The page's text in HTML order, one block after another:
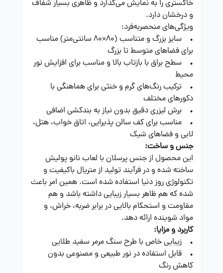
خاکستری را به نمایش می‌گذارد و ظاهری بسیار شفاف
و درخشان دارد.
ویژگی‌های منحصربه‌فرد:
• سایز بزرگ و متناسب (۸۰×۸۰ سانتی‌متر) مناسب
برای فضاهای متوسط تا بزرگ
• سطح براق با بازتاب بالا و مناسب برای افزایش نور
محیط
• ترکیب رنگ‌های گرم و خنثی برای هماهنگی با
دکورهای مختلف
• برش لیزری دقیق بدون نیاز به بندکشی اضافی
• مناسب برای کف سالن پذیرایی، اتاق خواب، هتل،
لابی و فضاهای شیک
جنس و ساخت:
این محصول از جنس پرسلان با لعاب نانو پولیش
ساخته شده و در فرآیند تولید از متریال باکیفیت و
تکنولوژی روز دنیا استفاده شده است. همین امر باعث
شده که هم ظاهر بسیار زیبایی داشته باشد و هم
مقاومت و استحکام بالایی در برابر ضربه، خراش، و
مواد شوینده ارائه دهد.
کاربرد و مزایا:
• زیبایی خاص با طرح سنگ مرمر سفید طلایی
• قابل استفاده در نور طبیعی و مصنوعی بدون
کاهش رنگ